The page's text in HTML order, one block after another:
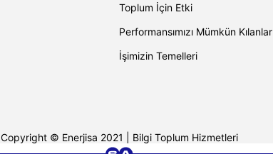
Toplum İçin Etki
Performansımızı Mümkün Kılanlar
İşimizin Temelleri
Copyright © Enerjisa 2021 | Bilgi Toplum Hizmetleri